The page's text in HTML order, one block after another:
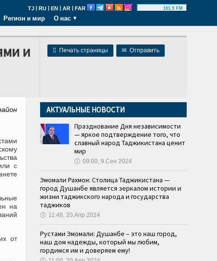
TJ | RU | EN | AR | FAR 101.5 FM
Регион и мир О нас
 Печать страницы ✉ Отправить
и
с
на
от
АКТУАЛЬНЫЕ НОВОСТИ
Празднование Дня независимости
— яркое подтверждение того, что
славный народ Таджикистана ценит
мир
🕔 09:00, 9.Сен 2024
Эмомали Рахмон: Столица Таджикистана —
город Душанбе является зеркалом истории и
жизни таджикского народа и государства
таджиков
🕔 11:48, 20.Апр 2024
Рустами Эмомали: Душанбе – это наш город,
наш дом надежды, который мы любим,
гордимся им и доверяем ему!